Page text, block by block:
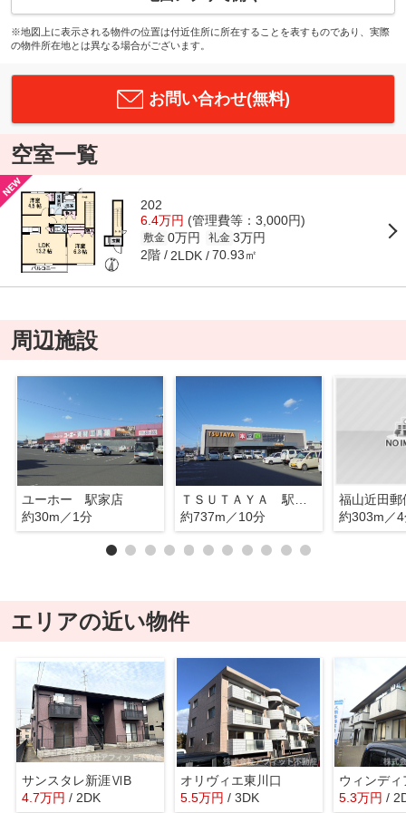
※地図上に表示される物件の位置は付近住所に所在することを表すものであり、実際
の物件所在地とは異なる場合がございます。
お問い合わせ(無料)
空室一覧
202
6.4万円 (管理費等：3,000円)
敷金 0万円 礼金 3万円
2階 2LDK 70.93㎡
周辺施設
ユーホー 駅家店
約30m／1分
約737m／10分
福山近田郵
約303m／
エリアの近い物件
サンスタレ新涯ⅥB
4.7万円 / 2DK
オリヴィエ東川口
5.5万円 / 3DK
ウィンデ
5.3万円 /